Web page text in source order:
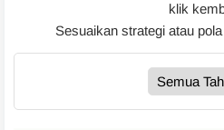
klik
Sesuaikan strategi atau